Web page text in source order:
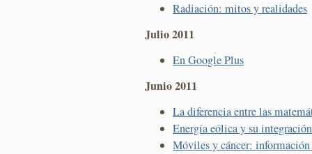
Radiación: mitos y realidades
Julio 2011
En Google Plus
Junio 2011
La diferencia entre las
Energía eólica y su
Móviles y cáncer: